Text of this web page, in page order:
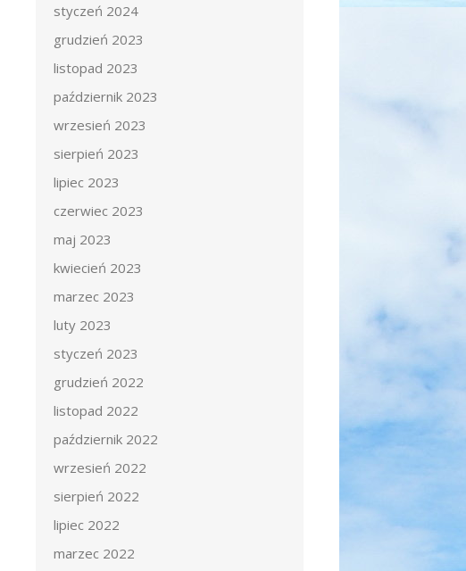
styczeń 2024
grudzień 2023
listopad 2023
październik 2023
wrzesień 2023
sierpień 2023
lipiec 2023
czerwiec 2023
maj 2023
kwiecień 2023
marzec 2023
luty 2023
styczeń 2023
grudzień 2022
listopad 2022
październik 2022
wrzesień 2022
sierpień 2022
lipiec 2022
marzec 2022